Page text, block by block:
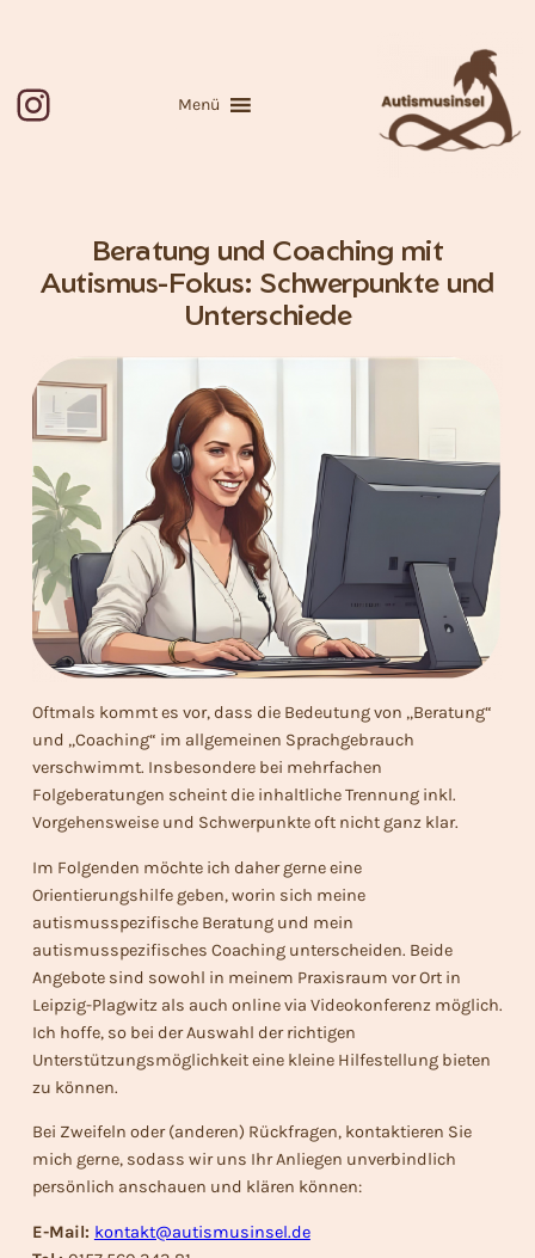
Instagram
Menü
Beratung und Coaching mit
Autismus-Fokus: Schwerpunkte und
Unterschiede
Oftmals kommt es vor, dass die Bedeutung von „Beratung“
und „Coaching“ im allgemeinen Sprachgebrauch
verschwimmt. Insbesondere bei mehrfachen
Folgeberatungen scheint die inhaltliche Trennung inkl.
Vorgehensweise und Schwerpunkte oft nicht ganz klar.
Im Folgenden möchte ich daher gerne eine
Orientierungshilfe geben, worin sich meine
autismusspezifische Beratung und mein
autismusspezifisches Coaching unterscheiden. Beide
Angebote sind sowohl in meinem Praxisraum vor Ort in
Leipzig-Plagwitz als auch online via Videokonferenz möglich.
Ich hoffe, so bei der Auswahl der richtigen
Unterstützungsmöglichkeit eine kleine Hilfestellung bieten
zu können.
Bei Zweifeln oder (anderen) Rückfragen, kontaktieren Sie
mich gerne, sodass wir uns Ihr Anliegen unverbindlich
persönlich anschauen und klären können:
E-Mail: kontakt@autismusinsel.de